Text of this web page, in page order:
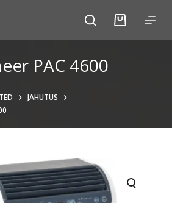
PAC 4600
JAHUTUS